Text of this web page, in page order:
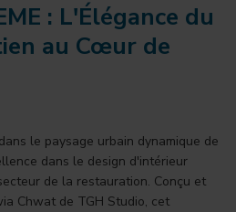
: L'Élégance du
au Cœur de
le paysage urbain dynamique de
dans le design d'intérieur
de la restauration. Conçu et
Chwat de TGH Studio, cet